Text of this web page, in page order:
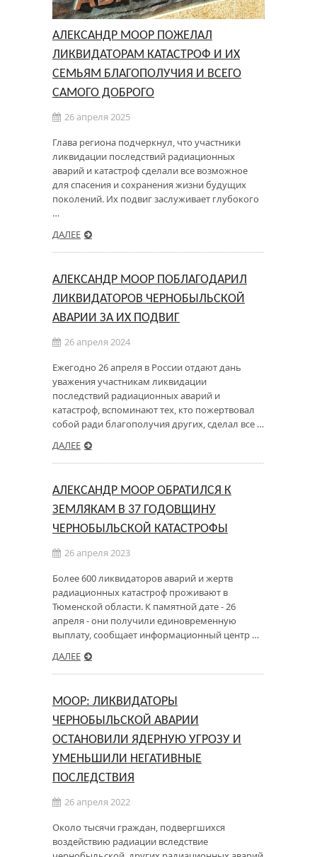
АЛЕКСАНДР МООР ПОЖЕЛАЛ
ЛИКВИДАТОРАМ КАТАСТРОФ И ИХ
СЕМЬЯМ БЛАГОПОЛУЧИЯ И ВСЕГО
САМОГО ДОБРОГО
26 апреля 2025
Глава региона подчеркнул, что участники
ликвидации последствий радиационных
аварий и катастроф сделали все возможное
для спасения и сохранения жизни будущих
поколений. Их подвиг заслуживает глубокого
…
ДАЛЕЕ
АЛЕКСАНДР МООР ПОБЛАГОДАРИЛ
ЛИКВИДАТОРОВ ЧЕРНОБЫЛЬСКОЙ
АВАРИИ ЗА ИХ ПОДВИГ
26 апреля 2024
Ежегодно 26 апреля в России отдают дань
уважения участникам ликвидации
последствий радиационных аварий и
катастроф, вспоминают тех, кто пожертвовал
собой ради благополучия других, сделал все …
ДАЛЕЕ
АЛЕКСАНДР МООР ОБРАТИЛСЯ К
ЗЕМЛЯКАМ В 37 ГОДОВЩИНУ
ЧЕРНОБЫЛЬСКОЙ КАТАСТРОФЫ
26 апреля 2023
Более 600 ликвидаторов аварий и жертв
радиационных катастроф проживают в
Тюменской области. К памятной дате - 26
апреля - они получили единовременную
выплату, сообщает информационный центр …
ДАЛЕЕ
МООР: ЛИКВИДАТОРЫ
ЧЕРНОБЫЛЬСКОЙ АВАРИИ
ОСТАНОВИЛИ ЯДЕРНУЮ УГРОЗУ И
УМЕНЬШИЛИ НЕГАТИВНЫЕ
ПОСЛЕДСТВИЯ
26 апреля 2022
Около тысячи граждан, подвергшихся
воздействию радиации вследствие